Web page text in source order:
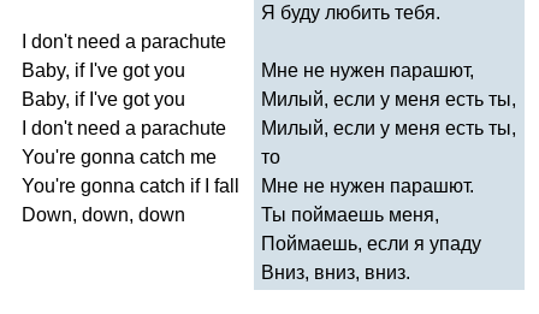
don't need a parachute
Baby, if I've got you
Baby, if I've got you
don't need a parachute
You're gonna catch me
You're gonna catch if
fall
Down, down, down
Я буду любить тебя.
Мне не нужен парашют,
Милый, если у меня есть ты,
Милый, если у меня есть ты,
то
Мне не нужен парашют.
Ты поймаешь меня,
Поймаешь, если я упаду
Вниз, вниз, вниз.